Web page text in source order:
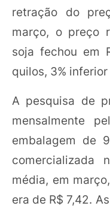
retração do
março, o preço
soja fechou em
quilos, 3%
A pesquisa de
mensalmente
embalagem de
comercializada
média, em
era de R$ 7,42.